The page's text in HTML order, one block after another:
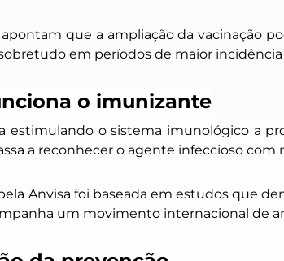
apontam que a ampliação da vacinação
em períodos de maior
o imunizante
estimulando o sistema imunológico a
a reconhecer o agente infeccioso com
Anvisa foi baseada em estudos que
um movimento internacional de